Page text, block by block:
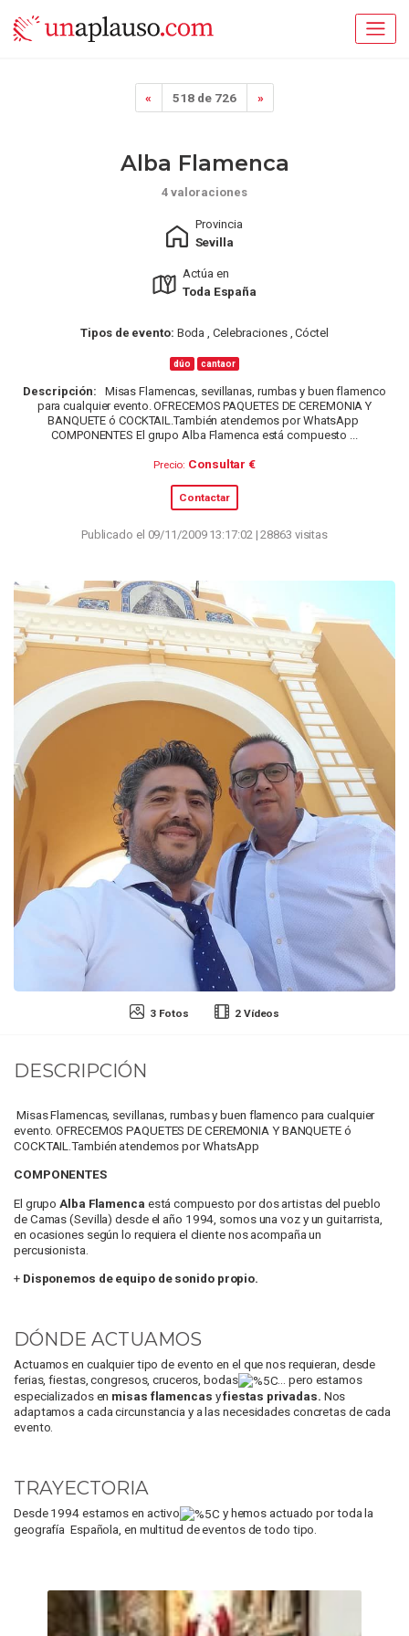
« 518 de 726 »
3 Fotos 2 Vídeos
Alba Flamenca
4 valoraciones
Provincia
Sevilla
Actúa en
Toda España
Tipos de evento: Boda , Celebraciones , Cóctel
dúo cantaor
Descripción: Misas Flamencas, sevillanas, rumbas y buen flamenco
para cualquier evento. OFRECEMOS PAQUETES DE CEREMONIA Y
BANQUETE ó COCKTAIL.También atendemos por WhatsApp
COMPONENTES El grupo Alba Flamenca está compuesto ...
Precio: Consultar €
Contactar
Publicado el 09/11/2009 13:17:02 | 28863 visitas
DESCRIPCIÓN
Misas Flamencas, sevillanas, rumbas y buen flamenco para cualquier
evento. OFRECEMOS PAQUETES DE CEREMONIA Y BANQUETE ó
COCKTAIL.También atendemos por WhatsApp
COMPONENTES
El grupoAlba Flamenca está compuesto por dos artistas del pueblo
de Camas (Sevilla) desde el año 1994, somos una voz y un guitarrista,
en ocasiones según lo requiera el cliente nos acompaña un
percusionista.
+ Disponemos de equipo de sonido propio.
DÓNDE ACTUAMOS
Actuamos en cualquier tipo de evento en el que nos requieran, desde
ferias, fiestas, congresos, cruceros, bodas
... pero estamos
especializados en misas flamencas yfiestas privadas. Nos
adaptamos a cada circunstancia y a las necesidades concretas de cada
evento.
TRAYECTORIA
Desde 1994 estamos en activo
y hemos actuado por toda la
geografía Española, en multitud de eventos de todo tipo.